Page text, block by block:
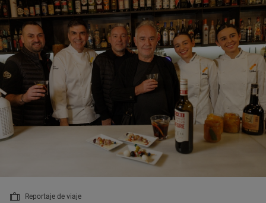
Reportaje de viaje